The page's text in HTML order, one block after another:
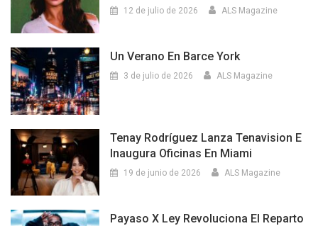
12 de julio de 2026 ALS Magazine
Un Verano En Barce York
3 de julio de 2026 ALS Magazine
Tenay Rodríguez Lanza Tenavision E
Inaugura Oficinas En Miami
19 de junio de 2026 ALS Magazine
Payaso X Ley Revoluciona El Reparto